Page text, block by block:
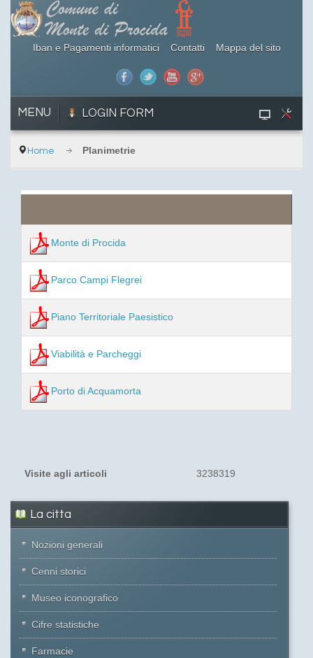
Iban e Pagamenti informatici Contatti Mappa del sito
MENU LOGIN FORM
Home Planimetrie
Monte di Procida
Parco Campi Flegrei
Piano Territoriale Paesistico
Viabilità e Parcheggi
Porto di Acquamorta
Visite agli articoli 3238319
La citta
Nozioni generali
Cenni storici
Museo iconografico
Cifre statistiche
Farmacie